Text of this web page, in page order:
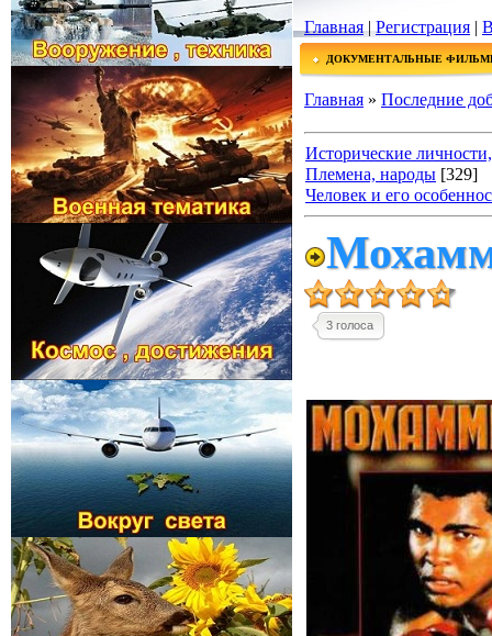
Главная|Регистрация |
ДОКУМЕНТАЛЬНЫЕ
Главная » Последние
Исторические
Племена, народы [329]
Человек и его
3 голоса